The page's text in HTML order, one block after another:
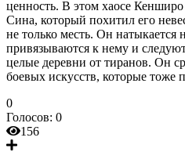
ценность. В этом хаосе Кенширо
Сина, который похитил его
не только месть. Он натыкается
привязываются к нему и
целые деревни от тиранов. Он
боевых искусств, которые тоже
0
Голосов: 0
156